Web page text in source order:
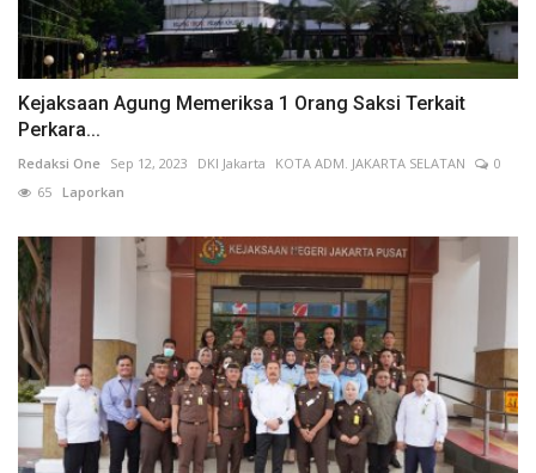
Kejaksaan Agung Memeriksa 1 Orang Saksi Terkait
Perkara...
Redaksi One Sep 12, 2023 DKI Jakarta KOTA ADM. JAKARTA SELATAN
0
65 Laporkan